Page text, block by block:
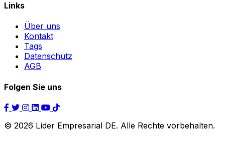
Links
Über uns
Kontakt
Tags
Datenschutz
AGB
Folgen Sie uns
© 2026 Líder Empresarial DE. Alle Rechte vorbehalten.